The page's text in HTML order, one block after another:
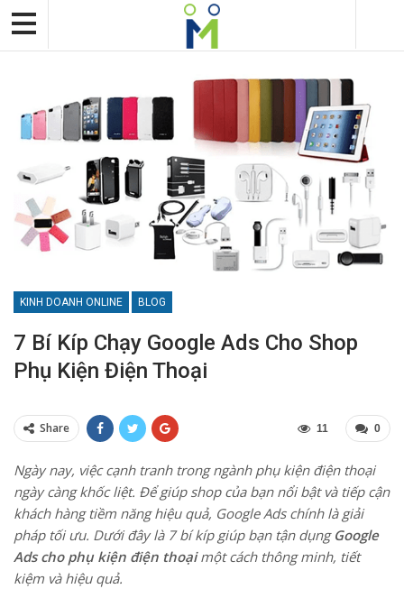
KINH DOANH ONLINE BLOG
7 Bí Kíp Chạy Google Ads Cho Shop
Phụ Kiện Điện Thoại
Share 0
11
Ngày nay, việc cạnh tranh trong ngành phụ kiện điện thoại
ngày càng khốc liệt. Để giúp shop của bạn nổi bật và tiếp cận
khách hàng tiềm năng hiệu quả, Google Ads chính là giải
pháp tối ưu. Dưới đây là 7 bí kíp giúp bạn tận dụngGoogle
Ads cho phụ kiện điện thoạimột cách thông minh, tiết
kiệm và hiệu quả.